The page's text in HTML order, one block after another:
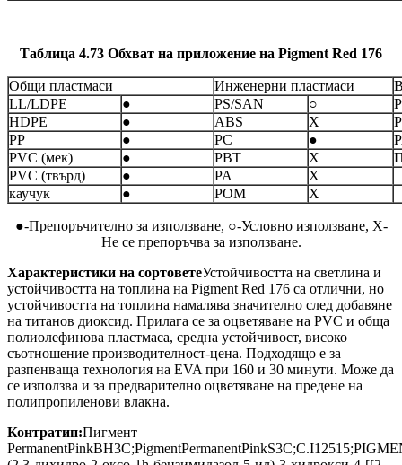
Таблица 4.73 Обхват на приложение на Pigment Red 176
Общи пластмаси Инженерни пластмаси
LL/LDPE
● PS/SAN ○
HDPE
● ABS X
PP
● PC ●
PVC (мек)
● PBT X
PVC (твърд)
● PA
X
каучук
● POM X
●-Препоръчително за използване, ○-Условно използване, X-
Не се препоръчва за използване.
Характеристики на сортоветеУстойчивостта на светлина и
устойчивостта на топлина на Pigment Red 176 са отлични, но
устойчивостта на топлина намалява значително след добавяне
на титанов диоксид. Прилага се за оцветяване на PVC и обща
полиолефинова пластмаса, средна устойчивост, високо
съотношение производителност-цена. Подходящо е за
разпенваща технология на EVA при 160 и 30 минути. Може да
се използва и за предварително оцветяване на предене на
полипропиленови влакна.
Контратип:Пигмент